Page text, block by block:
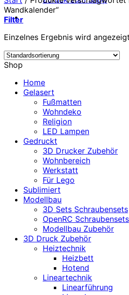
Wandkalender“
Filter
Einzelnes Ergebnis wird angezeigt
Shop
Home
Gelasert
Fußmatten
Wohndeko
Religion
LED Lampen
Gedruckt
3D Drucker Zubehör
Wohnbereich
Werkstatt
Für Lego
Sublimiert
Modellbau
3D Sets Schraubensets
OpenRC Schraubensets
Modellbau Zubehör
3D Druck Zubehör
Heiztechnik
Heizbett
Hotend
Lineartechnik
Linearführung